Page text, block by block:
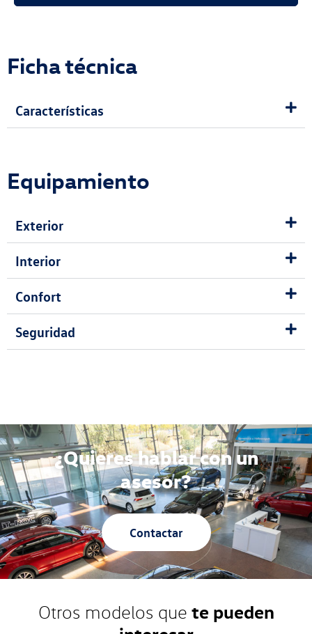
Ficha técnica
Características
Equipamiento
Exterior
Interior
Confort
Seguridad
¿Quieres hablar con un
asesor?
Contactar
Otros modelos que te pueden